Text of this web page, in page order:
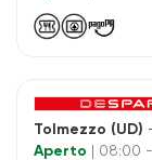
Tolmezzo (UD)
Aperto
| 08:00